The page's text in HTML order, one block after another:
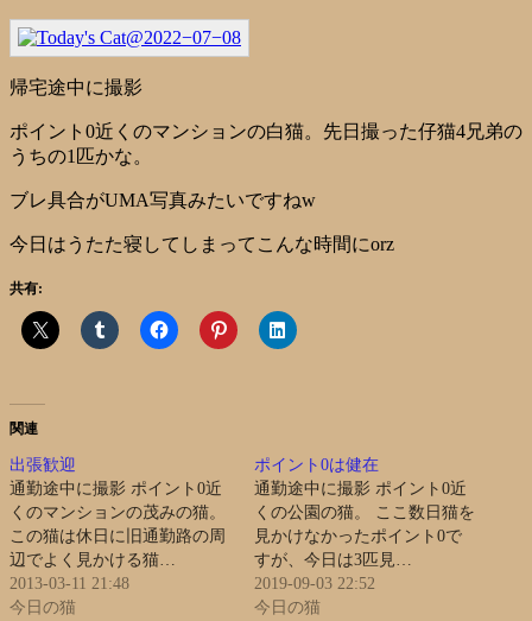
帰宅途中に撮影
ポイント0近くのマンションの白猫。先日撮った仔猫4兄弟の
うちの1匹かな。
ブレ具合がUMA写真みたいですねw
今日はうたた寝してしまってこんな時間にorz
共有:
関連
出張歓迎
通勤途中に撮影 ポイント0近
くのマンションの茂みの猫。
この猫は休日に旧通勤路の周
辺でよく見かける猫…
2013-03-11 21:48
今日の猫
ポイント0は健在
通勤途中に撮影 ポイント0近
くの公園の猫。 ここ数日猫を
見かけなかったポイント0で
すが、今日は3匹見…
2019-09-03 22:52
今日の猫